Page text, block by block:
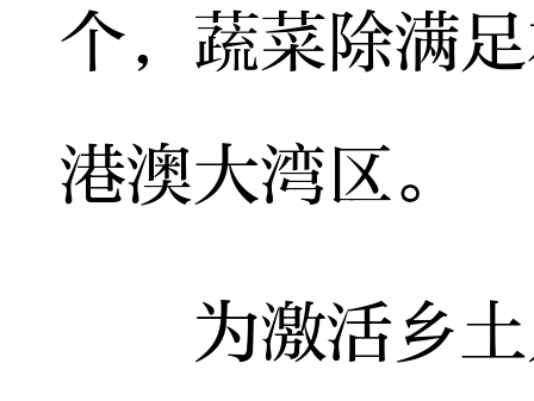
个，蔬菜除满
港澳大湾区。
为激活乡土